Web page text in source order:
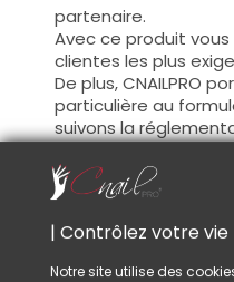
partenaire.
Avec ce produit
clientes les plus
De plus, CNAILPRO
particulière au
suivons la
garantissons la
Ceci pour garantir
optimale.
| Contrôlez votre vie
Notre site utilise des